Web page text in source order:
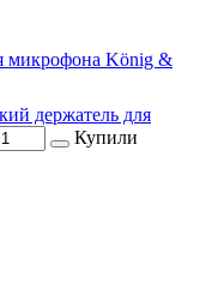
микрофона König &
держатель для
Купили